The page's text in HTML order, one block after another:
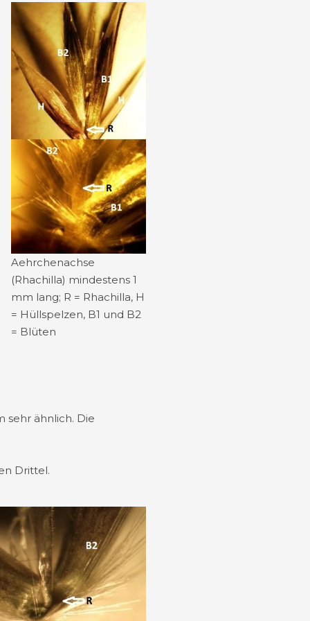
Aehrchenachse
(Rhachilla) mindestens 1
mm lang; R = Rhachilla, H
= Hüllspelzen, B1 und B2
= Blüten
sehr ähnlich. Die
Drittel.